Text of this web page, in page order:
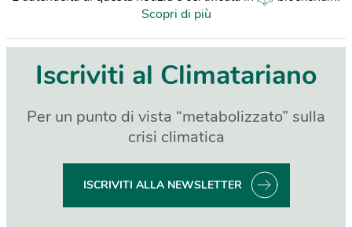
Scopri di più
Iscriviti al Climatariano
Per un punto di vista “metabolizzato” sulla
crisi climatica
ISCRIVITI ALLA NEWSLETTER